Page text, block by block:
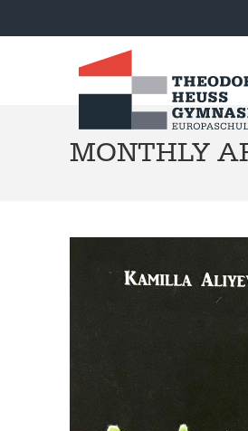
MONTHLY